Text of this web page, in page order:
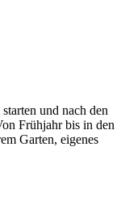
und nach den
Frühjahr bis in den
Garten, eigenes